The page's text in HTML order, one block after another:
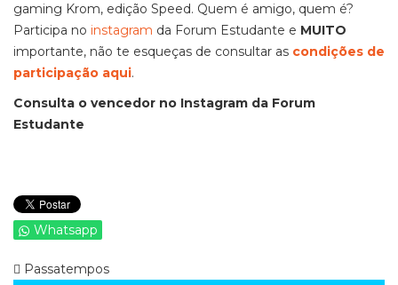
gaming Krom, edição Speed. Quem é amigo, quem é?
Participa no instagram da Forum Estudante e MUITO
importante, não te esqueças de consultar as condições de
participação aqui.
Consulta o vencedor no Instagram da Forum
Estudante
Whatsapp
Passatempos